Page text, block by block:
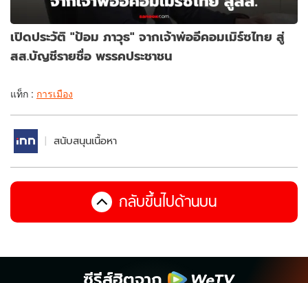
เปิดประวัติ "ป้อม ภาวุธ" จากเจ้าพ่ออีคอมเมิร์ซไทย สู่
สส.บัญชีรายชื่อ พรรคประชาชน
แท็ก : การเมือง
สนับสนุนเนื้อหา
กลับขึ้นไปด้านบน